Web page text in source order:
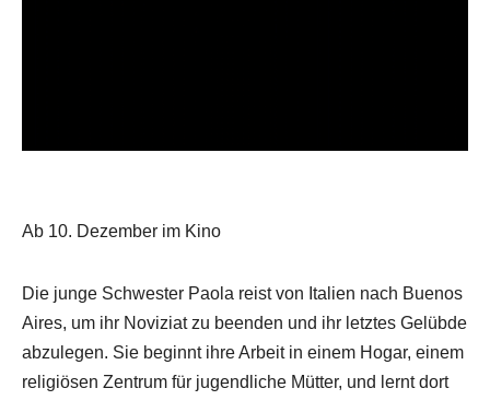
Ab 10. Dezember im Kino
Die junge Schwester Paola reist von Italien nach Buenos
Aires, um ihr Noviziat zu beenden und ihr letztes Gelübde
abzulegen. Sie beginnt ihre Arbeit in einem Hogar, einem
religiösen Zentrum für jugendliche Mütter, und lernt dort